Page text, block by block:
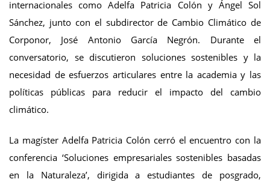
internacionales como Adelfa Patricia Colón y Ángel Sol
Sánchez, junto con el subdirector de Cambio Climático de
Corponor, José Antonio García Negrón. Durante el
conversatorio, se discutieron soluciones sostenibles y la
necesidad de esfuerzos articulares entre la academia y las
políticas públicas para reducir el impacto del cambio
climático.
La magíster Adelfa Patricia Colón cerró el encuentro con la
conferencia ‘Soluciones empresariales sostenibles basadas
en la Naturaleza’, dirigida a estudiantes de posgrado,